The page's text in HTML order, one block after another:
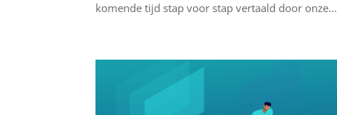
komende tijd stap voor stap vertaald door onze...